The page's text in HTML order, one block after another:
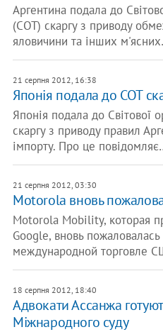
Аргентина подала до
(СОТ) скаргу з приводу
яловичини та інших
21 серпня 2012, 16:38
Японія подала до СОТ
Японія подала до Світової
скаргу з приводу правил
імпорту. Про це
21 серпня 2012, 03:30
Motorola вновь
Motorola Mobility, которая
Google, вновь
международной торговле
18 серпня 2012, 18:40
Адвокати Ассанжа
Міжнародного суду